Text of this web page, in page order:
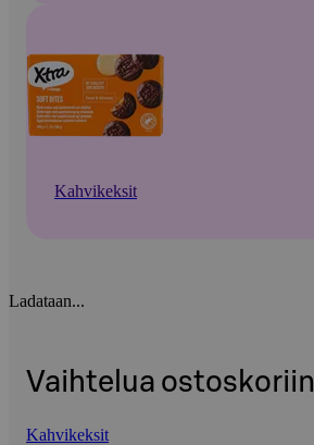
Kahvikeksit
Ladataan...
Vaihtelua ostoskoriin
Kahvikeksit